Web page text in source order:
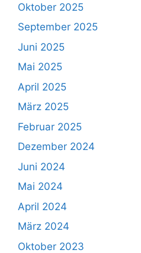
Oktober 2025
September 2025
Juni 2025
Mai 2025
April 2025
März 2025
Februar 2025
Dezember 2024
Juni 2024
Mai 2024
April 2024
März 2024
Oktober 2023